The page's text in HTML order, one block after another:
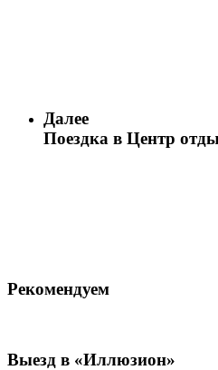
Далее
Поездка в Центр
Рекомендуем
Выезд в «Иллюзион»